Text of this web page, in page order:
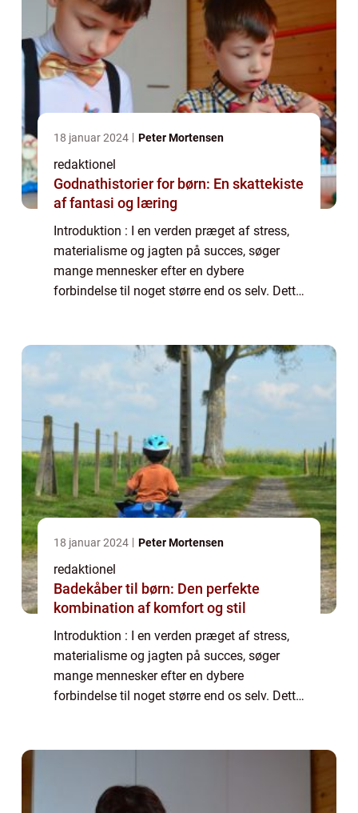
18 januar 2024 Peter Mortensen
redaktionel
Godnathistorier for børn: En skattekiste
af fantasi og læring
Introduktion : I en verden præget af stress,
materialisme og jagten på succes, søger
mange mennesker efter en dybere
forbindelse til noget større end os selv. Dette
søge...
18 januar 2024 Peter Mortensen
redaktionel
Badekåber til børn: Den perfekte
kombination af komfort og stil
Introduktion : I en verden præget af stress,
materialisme og jagten på succes, søger
mange mennesker efter en dybere
forbindelse til noget større end os selv. Dette